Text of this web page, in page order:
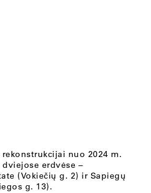
nuo 2024 m.
erdvėse –
(Vokiečių g. 2) ir Sapiegų
g. 13).